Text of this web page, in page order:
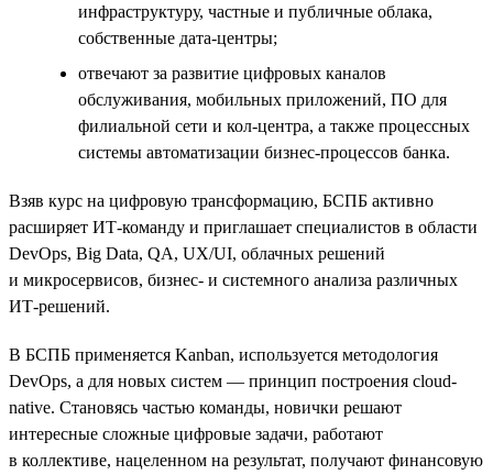
инфраструктуру, частные и публичные облака,
собственные дата-центры;
отвечают за развитие цифровых каналов
обслуживания, мобильных приложений, ПО для
филиальной сети и кол-центра, а также процессных
системы автоматизации бизнес-процессов банка.
Взяв курс на цифровую трансформацию, БСПБ активно
расширяет ИТ-команду и приглашает специалистов в области
DevOps, Big Data, QA, UX/UI, облачных решений
и микросервисов, бизнес- и системного анализа различных
ИТ-решений.
В БСПБ применяется Kanban, используется методология
DevOps, а для новых систем — принцип построения cloud-
native. Становясь частью команды, новички решают
интересные сложные цифровые задачи, работают
в коллективе, нацеленном на результат, получают финансовую